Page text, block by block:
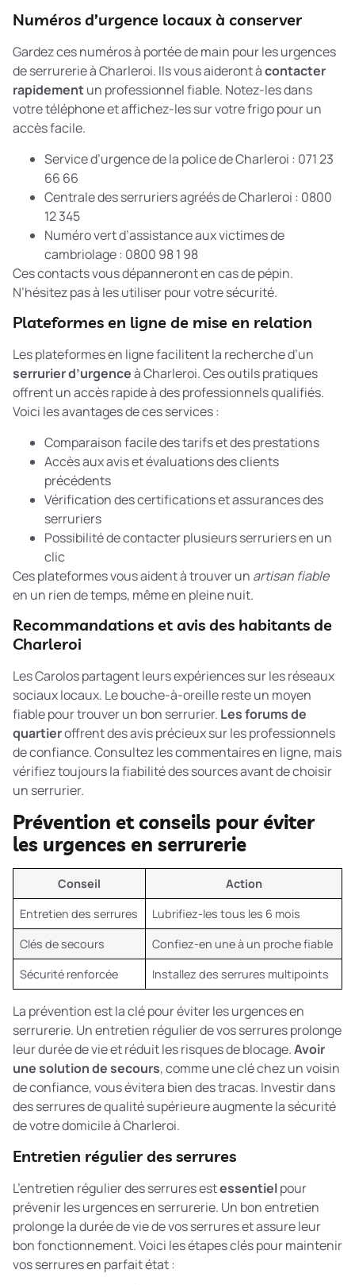
Numéros d’urgence locaux à conserver
Gardez ces numéros à portée de main pour les urgences
de serrurerie à Charleroi. Ils vous aideront àcontacter
rapidementun professionnel fiable. Notez-les dans
votre téléphone et affichez-les sur votre frigo pour un
accès facile.
Service d’urgence de la police de Charleroi : 071 23
66 66
Centrale des serruriers agréés de Charleroi : 0800
12 345
Numéro vert d’assistance aux victimes de
cambriolage : 0800 98 1 98
Ces contacts vous dépanneront en cas de pépin.
N’hésitez pas à les utiliser pour votre sécurité.
Plateformes en ligne de mise en relation
Les plateformes en ligne facilitent la recherche d’un
serrurier d’urgenceà Charleroi. Ces outils pratiques
offrent un accès rapide à des professionnels qualifiés.
Voici les avantages de ces services :
Comparaison facile des tarifs et des prestations
Accès aux avis et évaluations des clients
précédents
Vérification des certifications et assurances des
serruriers
Possibilité de contacter plusieurs serruriers en un
clic
Ces plateformes vous aident à trouver un artisan fiable
en un rien de temps, même en pleine nuit.
Recommandations et avis des habitants de
Charleroi
Les Carolos partagent leurs expériences sur les réseaux
sociaux locaux. Le bouche-à-oreille reste un moyen
fiable pour trouver un bon serrurier. Les forums de
quartieroffrent des avis précieux sur les professionnels
de confiance. Consultez les commentaires en ligne, mais
vérifiez toujours la fiabilité des sources avant de choisir
un serrurier.
Prévention et conseils pour éviter
les urgences en serrurerie
Conseil
Action
Entretien des serrures
Lubrifiez-les tous les 6 mois
Clés de secours
Confiez-en une à un proche fiable
Sécurité renforcée
Installez des serrures multipoints
La prévention est la clé pour éviter les urgences en
serrurerie. Un entretien régulier de vos serrures prolonge
leur durée de vie et réduit les risques de blocage.Avoir
une solution de secours, comme une clé chez un voisin
de confiance, vous évitera bien des tracas. Investir dans
des serrures de qualité supérieure augmente la sécurité
de votre domicile à Charleroi.
Entretien régulier des serrures
L’entretien régulier des serrures estessentielpour
prévenir les urgences en serrurerie. Un bon entretien
prolonge la durée de vie de vos serrures et assure leur
bon fonctionnement. Voici les étapes clés pour maintenir
vos serrures en parfait état :